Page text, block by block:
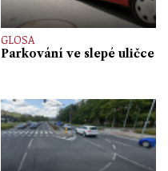
GLOSA
Parkování ve slepé uličce